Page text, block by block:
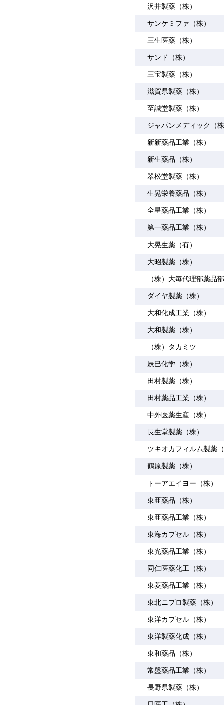
沢井製薬（株）
サンケミファ（株）
三生医薬（株）
サンド（株）
三宝製薬（株）
滋賀県製薬（株）
至誠堂製薬（株）
ジャパンメディック（
新新薬品工業（株）
新生薬品（株）
翠松堂製薬（株）
生晃栄養薬品（株）
全星薬品工業（株）
第一薬品工業（株）
大晃生薬（有）
大昭製薬（株）
（株）大毎代理部薬品部
ダイヤ製薬（株）
大和化成工業（株）
大和製薬（株）
（株）タカミツ
辰巳化学（株）
田村製薬（株）
田村薬品工業（株）
中外医薬生産（株）
長生堂製薬（株）
ツキオカフィルム製薬
鶴原製薬（株）
トーアエイヨー（株）
東亜薬品（株）
東亜薬品工業（株）
東海カプセル（株）
東光薬品工業（株）
同仁医薬化工（株）
東菱薬品工業（株）
東北ニプロ製薬（株）
東洋カプセル（株）
東洋製薬化成（株）
東和薬品（株）
常盤薬品工業（株）
長野県製薬（株）